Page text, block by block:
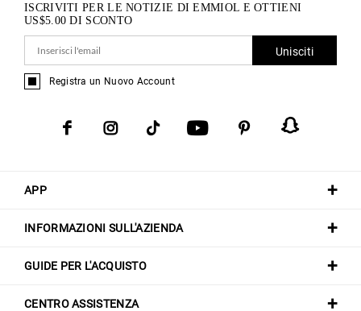
APP
INFORMAZIONI SULL'AZIENDA
GUIDE PER L'ACQUISTO
CENTRO ASSISTENZA
ISCRIVITI PER LE NOTIZIE DI EMMIOL E OTTIENI
US$5.00 DI SCONTO
Unisciti
Registra un Nuovo Account